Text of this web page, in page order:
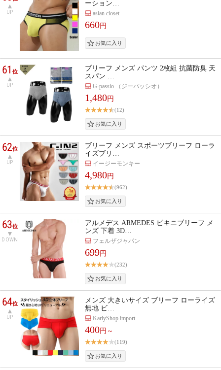
UP
ーション…
asian closet
660円
61位
UP
ブリーフ メンズ パンツ 2枚組 抗菌防臭 天
スパン …
G-passio （ジーパッシオ）
1,480円
(12)
62位
UP
ブリーフ メンズ スポーツブリーフ ローラ
イズブリ…
イージーモンキー
4,980円
(962)
63位
DOWN
アルメデス ARMEDES ビキニブリーフ メ
ンズ 下着 3D…
フェルザジャパン
699円
(232)
64位
UP
メンズ 大きいサイズ ブリーフ ローライズ
無地 ビ…
KarlyShop import
400円～
(119)